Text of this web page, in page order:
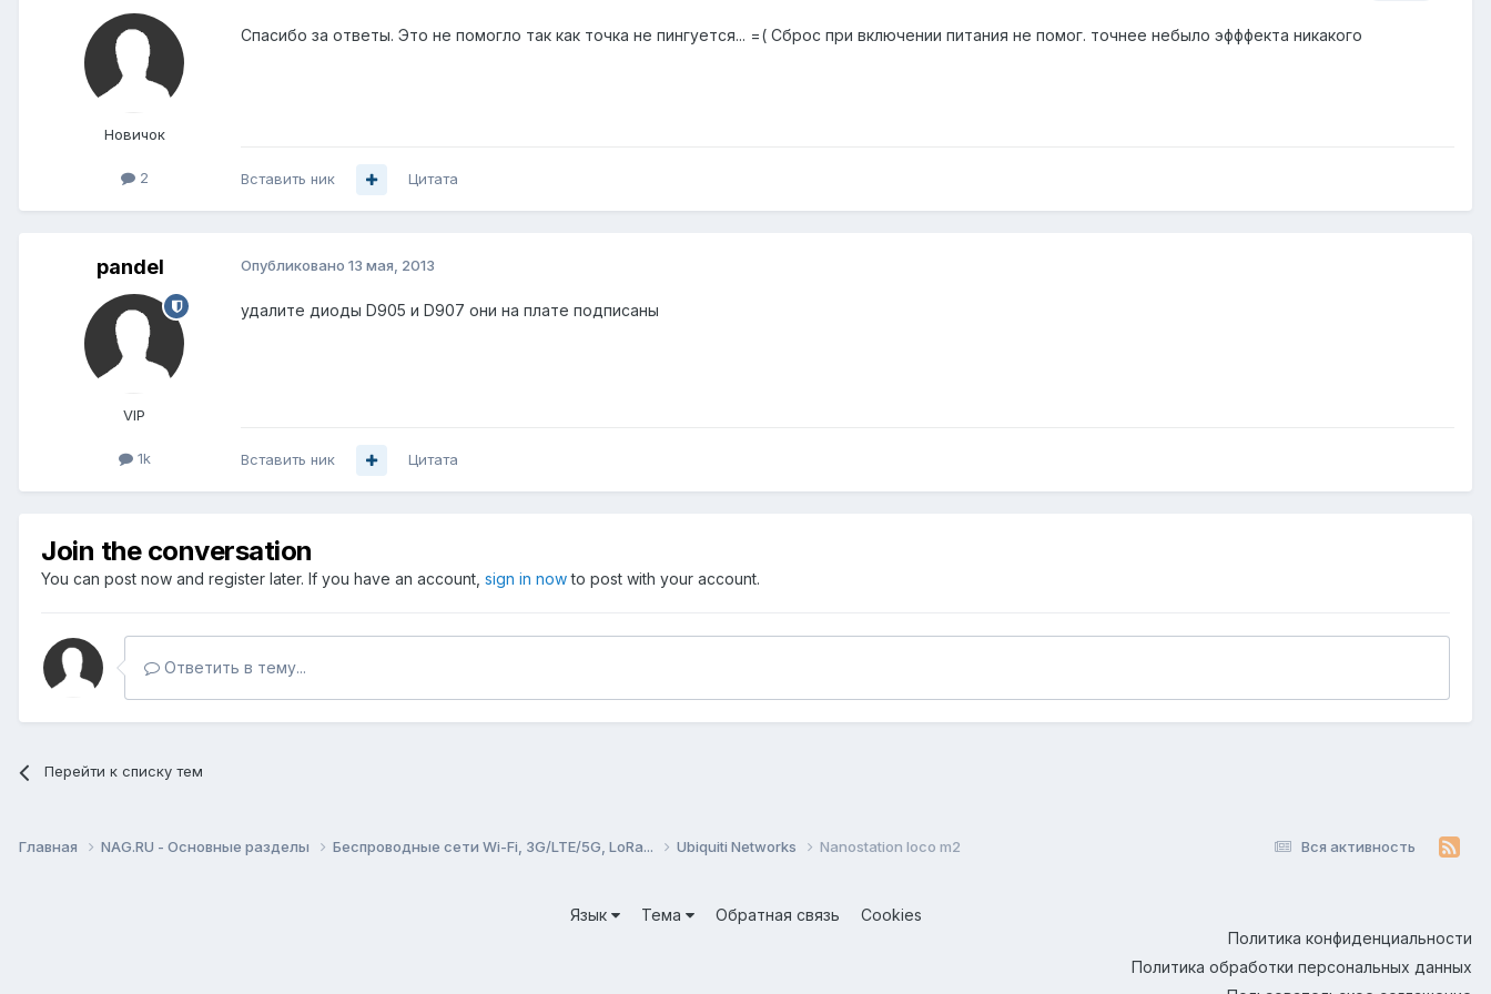
Новичок
2
Спасибо за ответы. Это не помогло так как точка не пингуется... =( Сброс при включении питания не помог. точнее небыло эфффекта никакого
Вставить ник Цитата
pandel
VIP
1k
Опубликовано 13 мая, 2013
удалите диоды D905 и D907 они на плате подписаны
Вставить ник Цитата
Join the conversation
You can post now and register later. If you have an account, sign in nowto post with your account.
Ответить в тему...
Перейти к списку тем
Вся активность
Главная NAG.RU - Основные разделы Беспроводные сети Wi-Fi, 3G/LTE/5G, LoRa... Ubiquiti Networks Nanostation loco m2
Язык Тема Обратная связь
Cookies
Политика конфиденциальности
Политика обработки персональных данных